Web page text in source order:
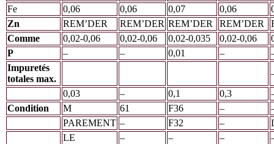
Fe
0,06 0,06 0,07 0,06
Zn
REM’DER REM’DER REM’DER REM’DER
Comme
0,02-0,06 0,02-0,06 0,02-0,035 0,02-0,06
P
– – 0,01 –
Impuretés
totales max.
0,03
– 0,1 0,3
Condition
M 61 F36 –
PAREMENT – F32 –
LE
– – –